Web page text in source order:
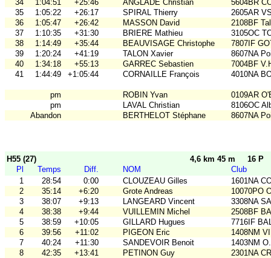
34
1:04:51 +25:46 ANGLADE Christian
5604BR
35
1:05:22 +26:17 SPIRAL Thierry
2605AR
36
1:05:47 +26:42 MASSON David
2108BF
37
1:10:35 +31:30 BRIERE Mathieu
3105OC
38
1:14:49 +35:44 BEAUVISAGE Christophe
7807IF
39
1:20:24 +41:19 TALON Xavier
8607NA
40
1:34:18 +55:13 GARREC Sebastien
7004BF
41
1:44:49 +1:05:44 CORNAILLE François 4010NA
pm ROBIN Yvan
0109AR
pm
LAVAL Christian
8106OC
Abandon
BERTHELOT Stéphane 8607NA
H55 (27) 4,6 km 45 m
16 P
Pl
Temps Diff. NOM
Club
1
28:54 0:00 CLOUZEAU Gilles
1601NA
2
35:14 +6:20 Grote Andreas
10070PO
3
38:07 +9:13 LANGEARD Vincent
3308NA
4
38:38 +9:44 VUILLEMIN Michel
2508BF
5
38:59 +10:05 GILLARD Hugues
7716IF
6
39:56 +11:02 PIGEON Eric
1408NM
7
40:24 +11:30 SANDEVOIR Benoit
1403NM
8
42:35 +13:41 PETINON Guy
2301NA